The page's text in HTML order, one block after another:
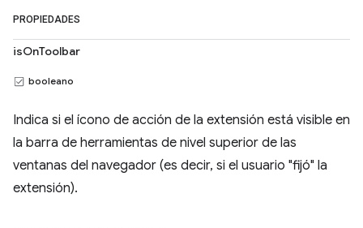
PROPIEDADES
isOnToolbar
booleano
Indica si el ícono de acción de la extensión está visible en
la barra de herramientas de nivel superior de las
ventanas del navegador (es decir, si el usuario "fijó" la
extensión).